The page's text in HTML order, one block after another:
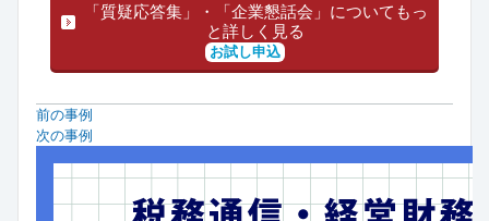
「質疑応答集」・「企業懇話会」についてもっ
と詳しく見る
お試し申込
前の事例
次の事例